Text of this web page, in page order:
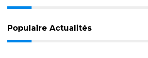
Populaire Actualités